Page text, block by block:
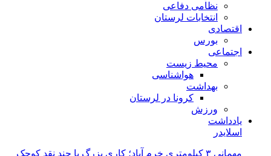
نظامی دفاعی
انتخابات لرستان
اقتصادی
بورس
اجتماعی
محیط زیست
هواشناسی
بهداشت
کرونا در لرستان
ورزش
یادداشت
اسلایدر
مهمانی ۳ کیلومتری خرم آباد؛ کاری بزرگ با چند نقد کوچک